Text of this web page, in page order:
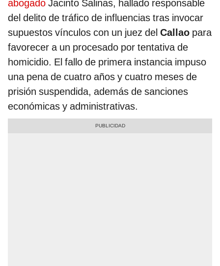
abogado Jacinto Salinas, hallado responsable
del delito de tráfico de influencias tras invocar
supuestos vínculos con un juez del Callao para
favorecer a un procesado por tentativa de
homicidio. El fallo de primera instancia impuso
una pena de cuatro años y cuatro meses de
prisión suspendida, además de sanciones
económicas y administrativas.